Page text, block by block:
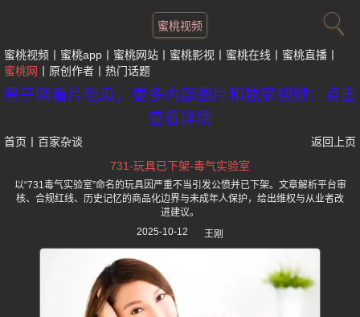
蜜桃视频
蜜桃视频 蜜桃app 蜜桃网站 蜜桃影视 蜜桃在线
蜜桃直播
蜜桃网
原创作者 热门话题
黑子网看片吃瓜，更多内部图片和独家视频：点击
查看详情
首页 百家杂谈
返回上页
731-玩具已下架-毒气实验室
以“731毒气实验室”命名的玩具因严重不当引发公愤并已下架。文章解析平台审
核、合规红线、历史记忆的商品化边界与未成年人保护，给出维权与从业者改
进建议。
2025-10-12
王刚